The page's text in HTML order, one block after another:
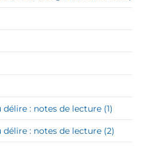
délire : notes de lecture (1)
délire : notes de lecture (2)